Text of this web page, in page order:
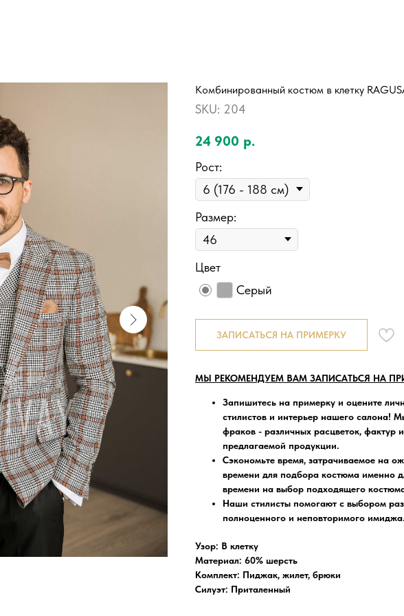
Комбинированный костюм в клетку
SKU: 204
24 900 р.
Рост:
Размер:
Цвет
Серый
ЗАПИСАТЬСЯ НА ПРИМЕРКУ
МЫ РЕКОМЕНДУЕМ ВАМ ЗАПИСАТЬСЯ НА
Запишитесь на примерку и оцените
стилистов и интерьер нашего салона!
фраков - различных расцветок, фактур
предлагаемой продукции.
Сэкономьте время, затрачиваемое на
времени для подбора костюма именно
времени на выбор подходящего
Наши стилисты помогают с выбором
полноценного и неповторимого
Узор: В клетку
Материал: 60% шерсть
Комплект: Пиджак, жилет, брюки
Силуэт: Приталенный